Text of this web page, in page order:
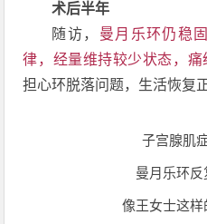
术后半年
随访， 曼月乐环仍稳
律，经量维持较少状态，痛
担心环脱落问题，生活恢复
子宫腺肌
曼月乐环反
像王女士这样